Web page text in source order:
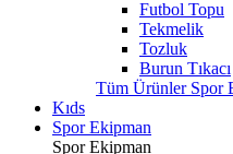
Futbol Topu
Tekmelik
Tozluk
Burun Tıkacı
Tüm Ürünler Spor
Kıds
Spor Ekipman
Spor Ekipman